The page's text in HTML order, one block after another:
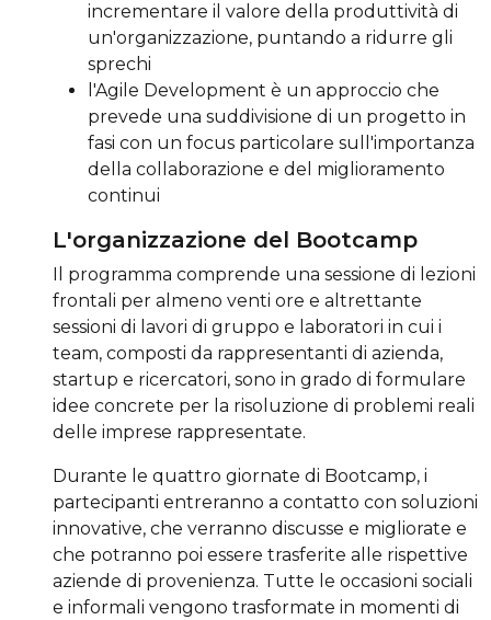
incrementare il valore della produttività di
un'organizzazione, puntando a ridurre gli
sprechi
l'Agile Development è un approccio che
prevede una suddivisione di un progetto in
fasi con un focus particolare sull'importanza
della collaborazione e del miglioramento
continui
L'organizzazione del Bootcamp
Il programma comprende una sessione di lezioni
frontali per almeno venti ore e altrettante
sessioni di lavori di gruppo e laboratori in cui i
team, composti da rappresentanti di azienda,
startup e ricercatori, sono in grado di formulare
idee concrete per la risoluzione di problemi reali
delle imprese rappresentate.
Durante le quattro giornate di Bootcamp, i
partecipanti entreranno a contatto con soluzioni
innovative, che verranno discusse e migliorate e
che potranno poi essere trasferite alle rispettive
aziende di provenienza. Tutte le occasioni sociali
e informali vengono trasformate in momenti di